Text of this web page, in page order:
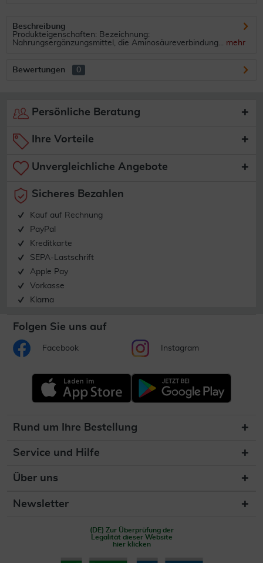
Beschreibung
Produkteigenschaften: Bezeichnung:
Nahrungsergänzungsmittel, die Aminosäureverbindung... mehr
Bewertungen 0
Persönliche Beratung
Ihre Vorteile
Unvergleichliche Angebote
Sicheres Bezahlen
Kauf auf Rechnung
PayPal
Kreditkarte
SEPA-Lastschrift
Apple Pay
Vorkasse
Klarna
Folgen Sie uns auf
Facebook Instagram
Rund um Ihre Bestellung
Service und Hilfe
Über uns
Newsletter
(DE) Zur Überprüfung der
Legalität dieser Website
hier klicken